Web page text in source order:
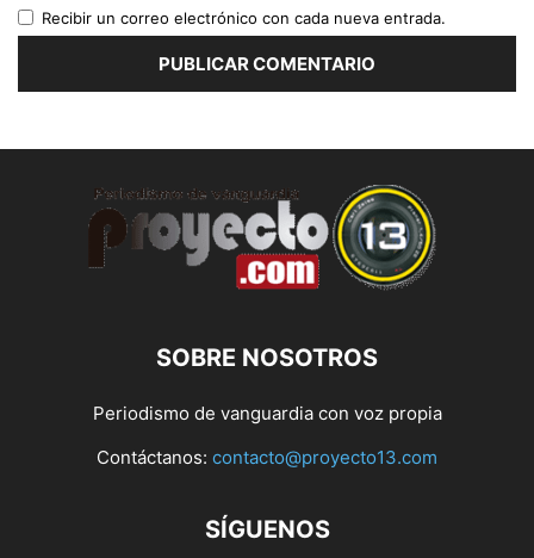
Recibir un correo electrónico con cada nueva entrada.
SOBRE NOSOTROS
Periodismo de vanguardia con voz propia
Contáctanos: contacto@proyecto13.com
SÍGUENOS